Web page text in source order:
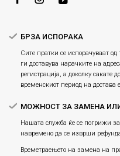
БРЗА ИСПОРАКА
Сите пратки се испорачуваат
ги доставува нарачките на
регистрација, а доколку сакате
временскиот период на достава
МОЖНОСТ ЗА ЗАМЕНА
Нашата служба ќе се погрижи
навремено да се изврши
Времетраењето на замена на